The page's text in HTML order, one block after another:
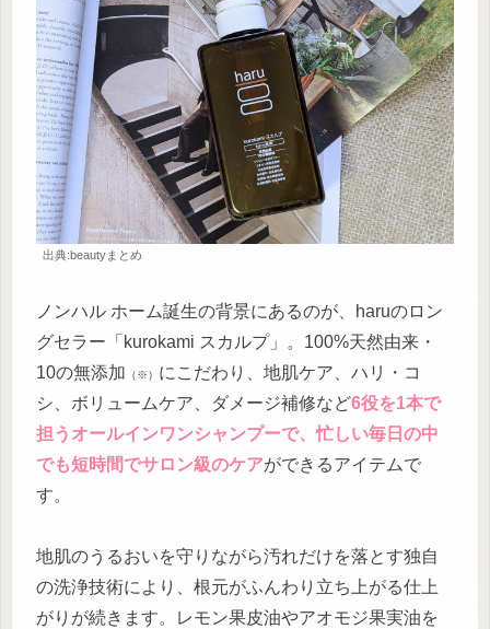
出典:beautyまとめ
ノンハル ホーム誕生の背景にあるのが、haruのロン
グセラー「kurokami スカルプ」。100%天然由来・
10の無添加 （※） にこだわり、地肌ケア、ハリ・コ
シ、ボリュームケア、ダメージ補修など6役を1本で
担うオールインワンシャンプーで、忙しい毎日の中
でも短時間でサロン級のケアができるアイテムで
す。
地肌のうるおいを守りながら汚れだけを落とす独自
の洗浄技術により、根元がふんわり立ち上がる仕上
がりが続きます。レモン果皮油やアオモジ果実油を